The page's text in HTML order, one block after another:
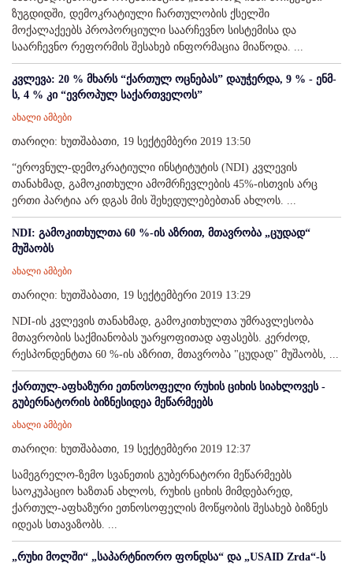
ზუგდიდში, დემოკრატიული ჩართულობის ქსელში
მოქალაქეებს პროპორციული საარჩევნო სისტემისა და
საარჩევნო რეფორმის შესახებ ინფორმაცია მიაწოდა. ...
კვლევა: 20 % მხარს “ქართულ ოცნებას” დაუჭერდა, 9 % - ენმ-
ს, 4 % კი “ევროპულ საქართველოს”
ახალი ამბები
თარიღი: ხუთშაბათი, 19 სექტემბერი 2019 13:50
“ეროვნულ-დემოკრატიული ინსტიტუტის (NDI) კვლევის
თანახმად, გამოკითხული ამომრჩევლების 45%-ისთვის არც
ერთი პარტია არ დგას მის შეხედულებებთან ახლოს. ...
NDI: გამოკითხულთა 60 %-ის აზრით, მთავრობა „ცუდად“
მუშაობს
ახალი ამბები
თარიღი: ხუთშაბათი, 19 სექტემბერი 2019 13:29
NDI-ის კვლევის თანახმად, გამოკითხულთა უმრავლესობა
მთავრობის საქმიანობას უარყოფითად აფასებს. კერძოდ,
რესპონდენტთა 60 %-ის აზრით, მთავრობა "ცუდად" მუშაობს, ...
ქართულ-აფხაზური ეთნოსოფელი რუხის ციხის სიახლოვეს -
გუბერნატორის ბიზნესიდეა მეწარმეებს
ახალი ამბები
თარიღი: ხუთშაბათი, 19 სექტემბერი 2019 12:37
სამეგრელო-ზემო სვანეთის გუბერნატორი მეწარმეებს
საოკუპაციო ხაზთან ახლოს, რუხის ციხის მიმდებარედ,
ქართულ-აფხაზური ეთნოსოფელის მოწყობის შესახებ ბიზნეს
იდეას სთავაზობს. ...
„რუხი მოლში“ „საპარტნიორო ფონდსა“ და „USAID Zrda“-ს